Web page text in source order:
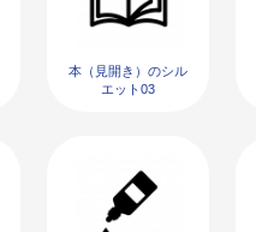
本（見開き）のシル
エット03